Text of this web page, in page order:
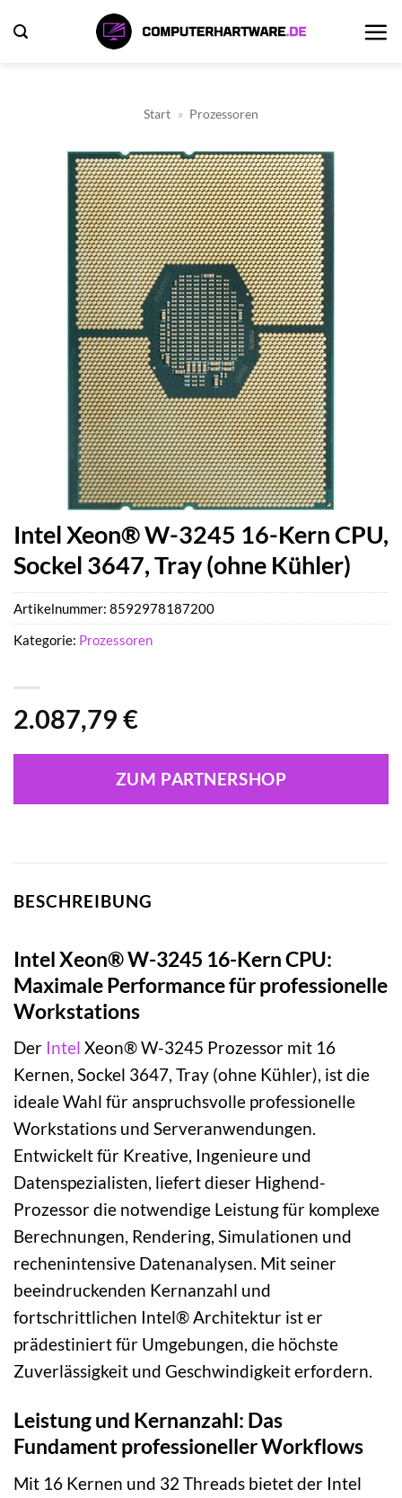
Inhalt
Start » Prozessoren
Intel Xeon® W-3245 16-Kern CPU,
Sockel 3647, Tray (ohne Kühler)
2.087,79 €
ZUM PARTNERSHOP
Artikelnummer: 8592978187200
Kategorie: Prozessoren
BESCHREIBUNG
Intel Xeon® W-3245 16-Kern CPU:
Maximale Performance für professionelle
Workstations
Der Intel Xeon® W-3245 Prozessor mit 16
Kernen, Sockel 3647, Tray (ohne Kühler), ist die
ideale Wahl für anspruchsvolle professionelle
Workstations und Serveranwendungen.
Entwickelt für Kreative, Ingenieure und
Datenspezialisten, liefert dieser Highend-
Prozessor die notwendige Leistung für komplexe
Berechnungen, Rendering, Simulationen und
rechenintensive Datenanalysen. Mit seiner
beeindruckenden Kernanzahl und
fortschrittlichen Intel® Architektur ist er
prädestiniert für Umgebungen, die höchste
Zuverlässigkeit und Geschwindigkeit erfordern.
Leistung und Kernanzahl: Das
Fundament professioneller Workflows
Mit 16 Kernen und 32 Threads bietet der Intel